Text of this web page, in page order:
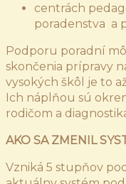
centrách
poradenstva a
Podporu poradní
skončenia prípravy
vysokých škôl je to
Ich náplňou sú
rodičom a
AKO SA ZMENIL
Vzniká 5 stupňov